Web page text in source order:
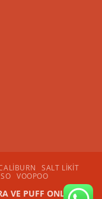
SALT LIKIT
VOOPOO
VE PUFF ONLİNE